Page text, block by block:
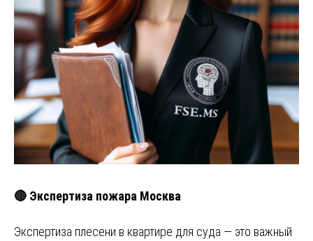
🔴 Экспертиза пожара Москва
Экспертиза плесени в квартире для суда — это важный